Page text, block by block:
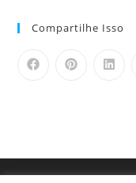
Compartilhe Isso